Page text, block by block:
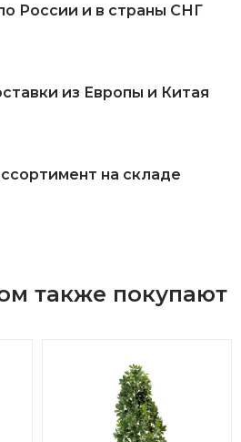
России и в страны СНГ
из Европы и Китая
на складе
также покупают